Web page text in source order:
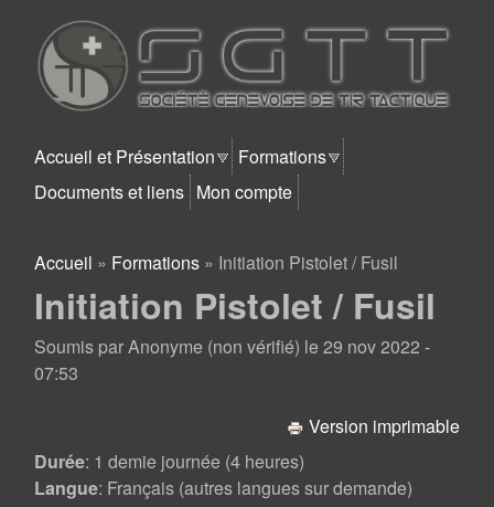
SGTT
Accueil et Présentation
Formations
Documents et liens Mon compte
Vous êtes ici
Accueil » Formations » Initiation Pistolet / Fusil
Initiation Pistolet / Fusil
Soumis parAnonyme (non vérifié) le 29 nov 2022 -
07:53
Version imprimable
Durée: 1 demie journée (4 heures)
Langue: Français (autres langues sur demande)